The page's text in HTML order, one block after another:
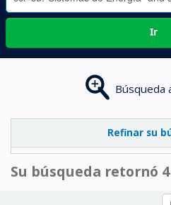
Ir
Búsqueda
Refinar su
Su búsqueda retornó